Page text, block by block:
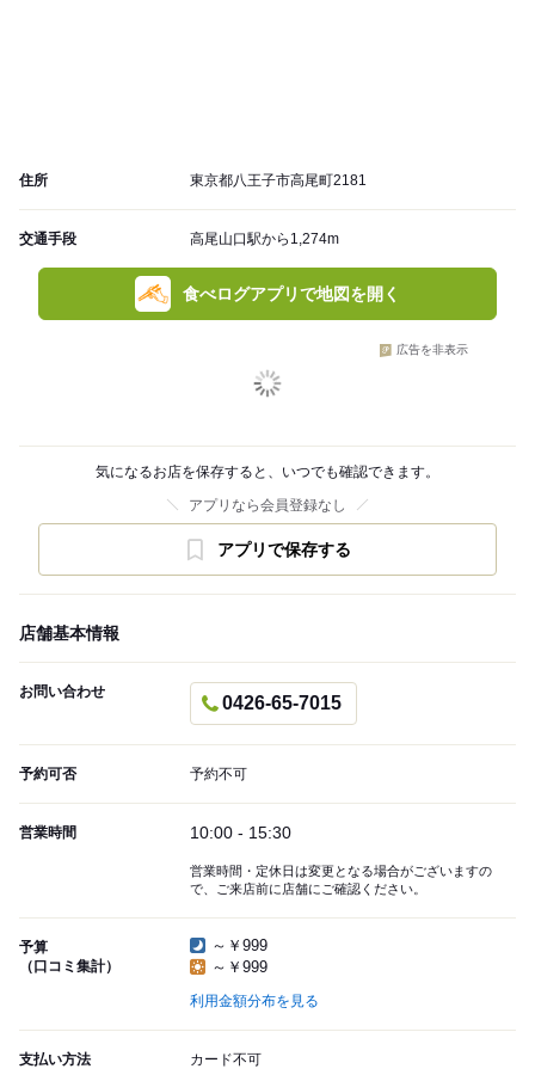
住所 東京都八王子市高尾町2181
交通手段 高尾山口駅から1,274m
食べログアプリで地図を開く
広告を非表示
気になるお店を保存すると、いつでも確認できます。
アプリなら会員登録なし
アプリで保存する
店舗基本情報
お問い合わせ
0426-65-7015
予約可否 予約不可
営業時間 10:00 - 15:30
営業時間・定休日は変更となる場合がございますの
で、ご来店前に店舗にご確認ください。
予算
（口コミ集計）
～￥999
～￥999
利用金額分布を見る
支払い方法 カード不可